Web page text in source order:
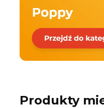
Produkty